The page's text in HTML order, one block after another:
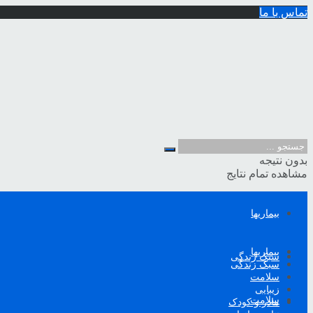
تماس با ما
بدون نتیجه
مشاهده تمام نتایج
بیماریها
سبک زندگی
سلامت
بیماریها
سبک زندگی
سلامت
زیبایی
مادر و کودک